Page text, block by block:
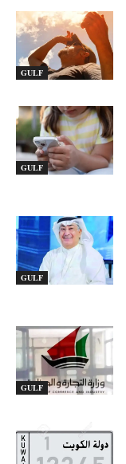
GULF
GULF
GULF
GULF